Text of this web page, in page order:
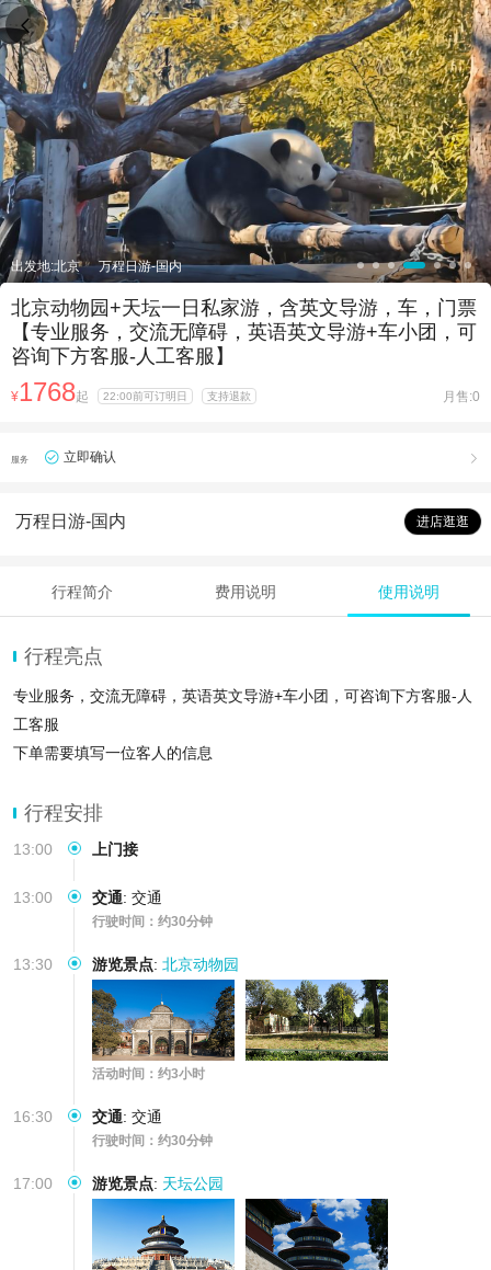
出发地:北京 万程日游-国内
北京动物园+天坛一日私家游，含英文导游，车，门票
【专业服务，交流无障碍，英语英文导游+车小团，可
咨询下方客服-人工客服】
¥1768起 22:00前可订明日 支持退款 月售:0
服务 立即确认 
万程日游-国内 进店逛逛
行程简介 费用说明 使用说明
行程亮点
专业服务，交流无障碍，英语英文导游+车小团，可咨询下方客服-人
工客服
下单需要填写一位客人的信息
行程安排
13:00 上门接
13:00 交通: 交通
行驶时间：约30分钟
13:30 游览景点: 北京动物园
活动时间：约3小时
16:30 交通: 交通
行驶时间：约30分钟
17:00 游览景点: 天坛公园
